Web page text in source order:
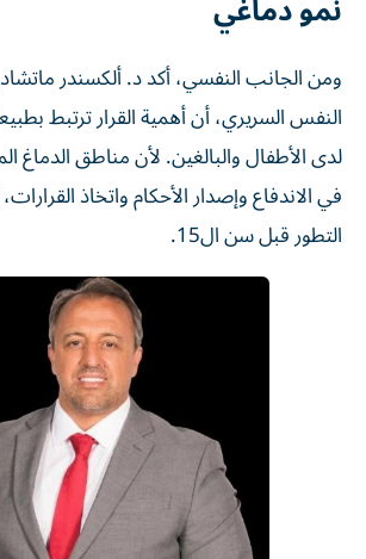
ومن الجانب النفسي، أكد د. ألكسندر
النفس السريري، أن أهمية القرار ترتبط
لدى الأطفال والبالغين. لأن مناطق الدماغ
في الاندفاع وإصدار الأحكام واتخاذ
التطور قبل سن ال15.